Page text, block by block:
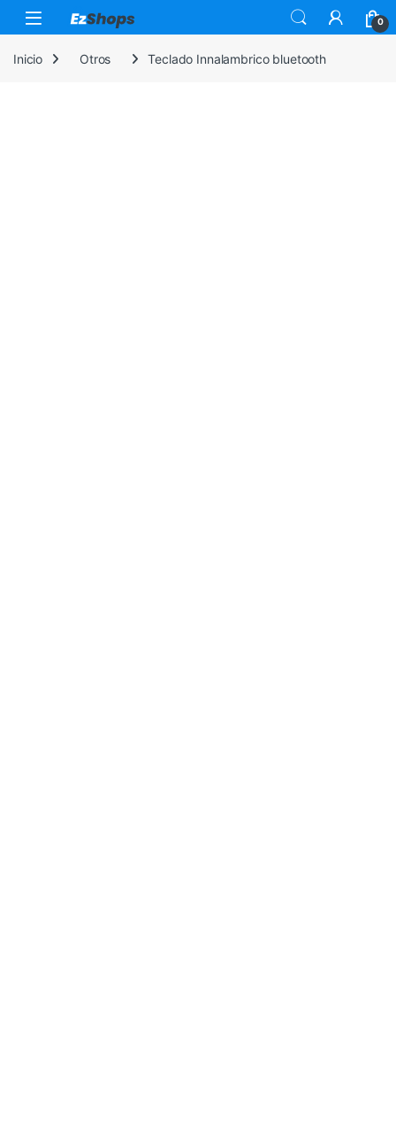
Saltar a la navegación
Saltar al contenido
0
Inicio Otros Teclado Innalambrico bluetooth